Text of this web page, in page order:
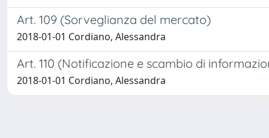
Art. 109 (Sorveglianza del mercato)
2018-01-01 Cordiano, Alessandra
Art. 110 (Notificazione e scambio di
2018-01-01 Cordiano, Alessandra